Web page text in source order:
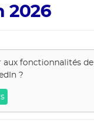
2026
aux fonctionnalités de
?